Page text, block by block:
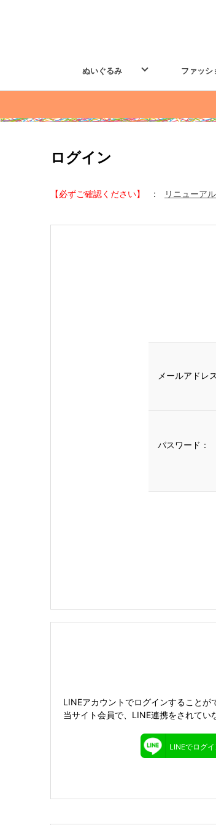
ぬいぐるみ ファッシ
ログイン
【必ずご確認ください】 : リニューア
メールアドレ
パスワード：
LINEアカウントでログインすることが
当サイト会員で、LINE連携をされてい
LINEでログイ